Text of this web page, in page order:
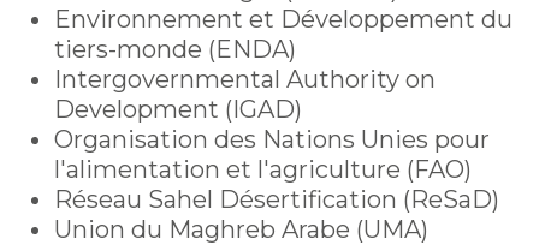
Environnement et Développement du
tiers-monde (ENDA)
Intergovernmental Authority on
Development (IGAD)
Organisation des Nations Unies pour
l'alimentation et l'agriculture (FAO)
Réseau Sahel Désertification (ReSaD)
Union du Maghreb Arabe (UMA)